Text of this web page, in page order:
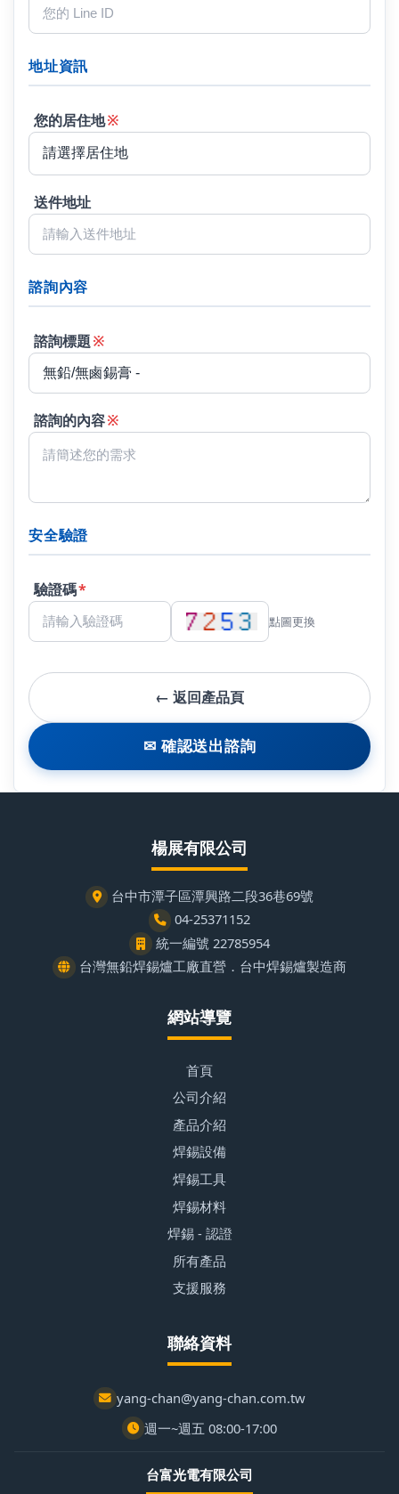
地址資訊
您的居住地※
送件地址
諮詢內容
諮詢標題※
諮詢的內容※
安全驗證
驗證碼*
點圖更換
← 返回產品頁
✉ 確認送出諮詢
楊展有限公司
台中市潭子區潭興路二段36巷69號
04-25371152
統一編號 22785954
台灣無鉛焊錫爐工廠直營．台中焊錫爐製造商
網站導覽
首頁
公司介紹
產品介紹
焊錫設備
焊錫工具
焊錫材料
焊錫 - 認證
所有產品
支援服務
聯絡資料
yang-chan@yang-chan.com.tw
週一~週五 08:00-17:00
台富光電有限公司